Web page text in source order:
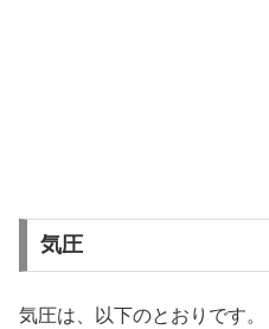
気圧
気圧は、以下のとおりです。